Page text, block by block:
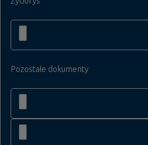
Pozostałe dokumenty